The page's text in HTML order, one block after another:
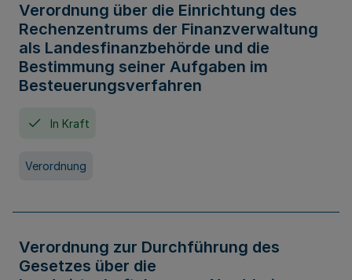
Verordnung über die Einrichtung des
Rechenzentrums der Finanzverwaltung
als Landesfinanzbehörde und die
Bestimmung seiner Aufgaben im
Besteuerungsverfahren
In Kraft
Verordnung
Verordnung zur Durchführung des
Gesetzes über die